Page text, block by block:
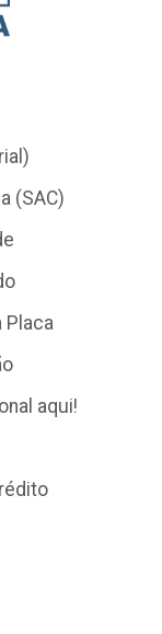
(SAC)
Placa
aqui!